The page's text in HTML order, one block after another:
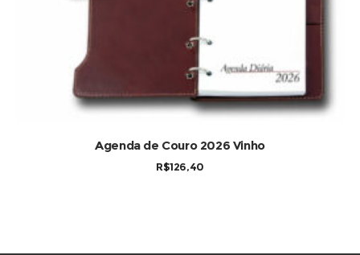
COMPRAR
Agenda de Couro 2026 Vinho
R$126,40